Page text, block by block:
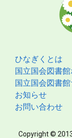
ひなぎくとは
国立国会図書
国立国会図書
お知らせ
お問い合わせ
Copyright ©